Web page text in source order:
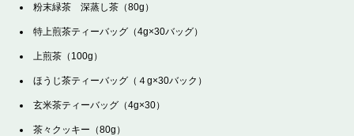
粉末緑茶 深蒸し茶（80g）
特上煎茶ティーバッグ（4g×30バッグ）
上煎茶（100g）
ほうじ茶ティーバッグ（４g×30バック）
玄米茶ティーバッグ（4g×30）
茶々クッキー（80g）